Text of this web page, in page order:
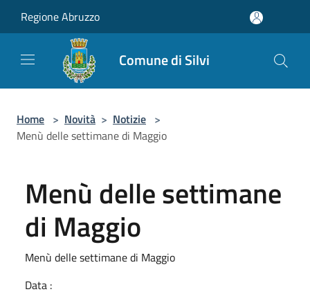
Regione Abruzzo
Comune di Silvi
Home > Novità > Notizie >
Menù delle settimane di Maggio
Menù delle settimane
di Maggio
Menù delle settimane di Maggio
Data :